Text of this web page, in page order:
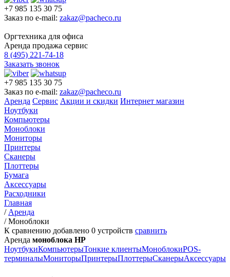
+7 985 135 30 75
Заказ по e-mail: zakaz@pacheco.ru
Оргтехника для офиса
Аренда продажа сервис
8 (495) 221-74-18
Заказать звонок
+7 985 135 30 75
Заказ по e-mail: zakaz@pacheco.ru
Аренда Сервис Акции и скидки Интернет магазин
Ноутбуки
Компьютеры
Моноблоки
Мониторы
Принтеры
Сканеры
Плоттеры
Бумага
Аксессуары
Расходники
Главная
/ Аренда
/Моноблоки
К сравнению добавлено 0 устройств сравнить
Аренда моноблока HP
НоутбукиКомпьютерыТонкие клиентыМоноблокиPOS-
терминалыМониторыПринтерыПлоттерыСканерыАксессуары